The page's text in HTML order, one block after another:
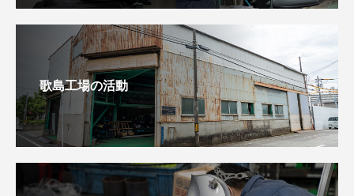
歌島工場の活動